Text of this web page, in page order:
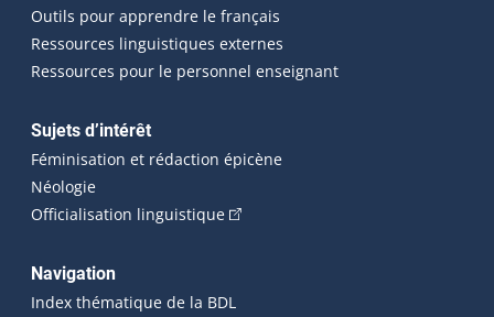
Outils pour apprendre le français
Ressources linguistiques externes
Ressources pour le personnel enseignant
Sujets d’intérêt
Féminisation et rédaction épicène
Néologie
Officialisation linguistique(Cet hyperlien externe s'ouvrira
Navigation
Index thématique de la BDL